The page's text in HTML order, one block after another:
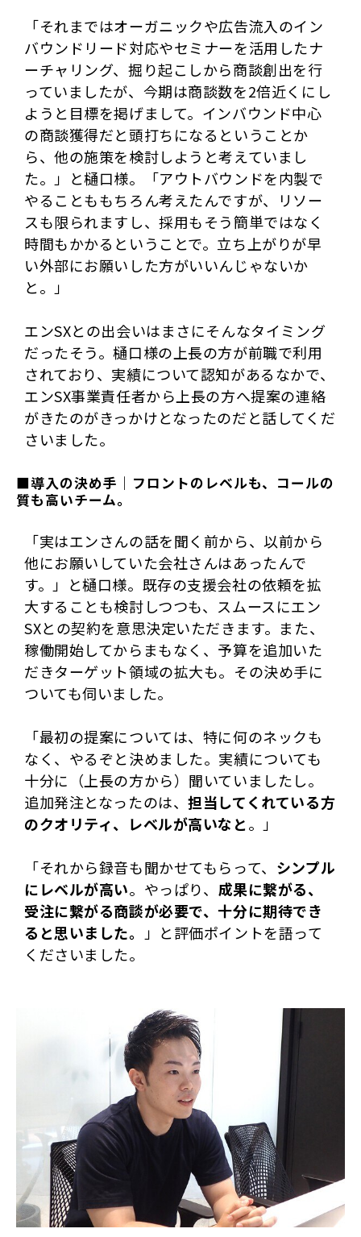
「それまではオーガニックや広告流入のイン
バウンドリード対応やセミナーを活用したナ
ーチャリング、掘り起こしから商談創出を行
っていましたが、今期は商談数を2倍近くにし
ようと目標を掲げまして。インバウンド中心
の商談獲得だと頭打ちになるということか
ら、他の施策を検討しようと考えていまし
た。」と樋口様。「アウトバウンドを内製で
やることももちろん考えたんですが、リソー
スも限られますし、採用もそう簡単ではなく
時間もかかるということで。立ち上がりが早
い外部にお願いした方がいいんじゃないか
と。」
エンSXとの出会いはまさにそんなタイミング
だったそう。樋口様の上長の方が前職で利用
されており、実績について認知があるなかで、
エンSX事業責任者から上長の方へ提案の連絡
がきたのがきっかけとなったのだと話してくだ
さいました。
■導入の決め手｜フロントのレベルも、コールの
質も高いチーム。
「実はエンさんの話を聞く前から、以前から
他にお願いしていた会社さんはあったんで
す。」と樋口様。既存の支援会社の依頼を拡
大することも検討しつつも、スムースにエン
SXとの契約を意思決定いただきます。また、
稼働開始してからまもなく、予算を追加いた
だきターゲット領域の拡大も。その決め手に
ついても伺いました。
「最初の提案については、特に何のネックも
なく、やるぞと決めました。実績についても
十分に（上長の方から）聞いていましたし。
追加発注となったのは、担当してくれている方
のクオリティ、レベルが高いなと。」
「それから録音も聞かせてもらって、 シンプル
にレベルが高い。やっぱり、 成果に繋がる、
受注に繋がる商談が必要で、十分に期待でき
ると思いました。 」と評価ポイントを語って
くださいました。